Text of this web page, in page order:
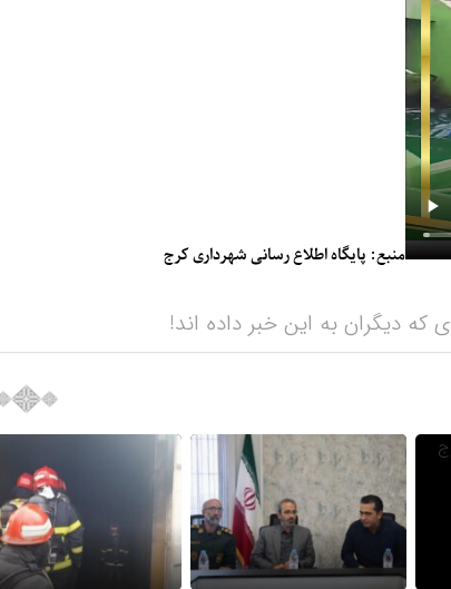
منبع: پایگاه اطلاع رسانی شهرداری کرج
که دیگران به این خبر داده اند!